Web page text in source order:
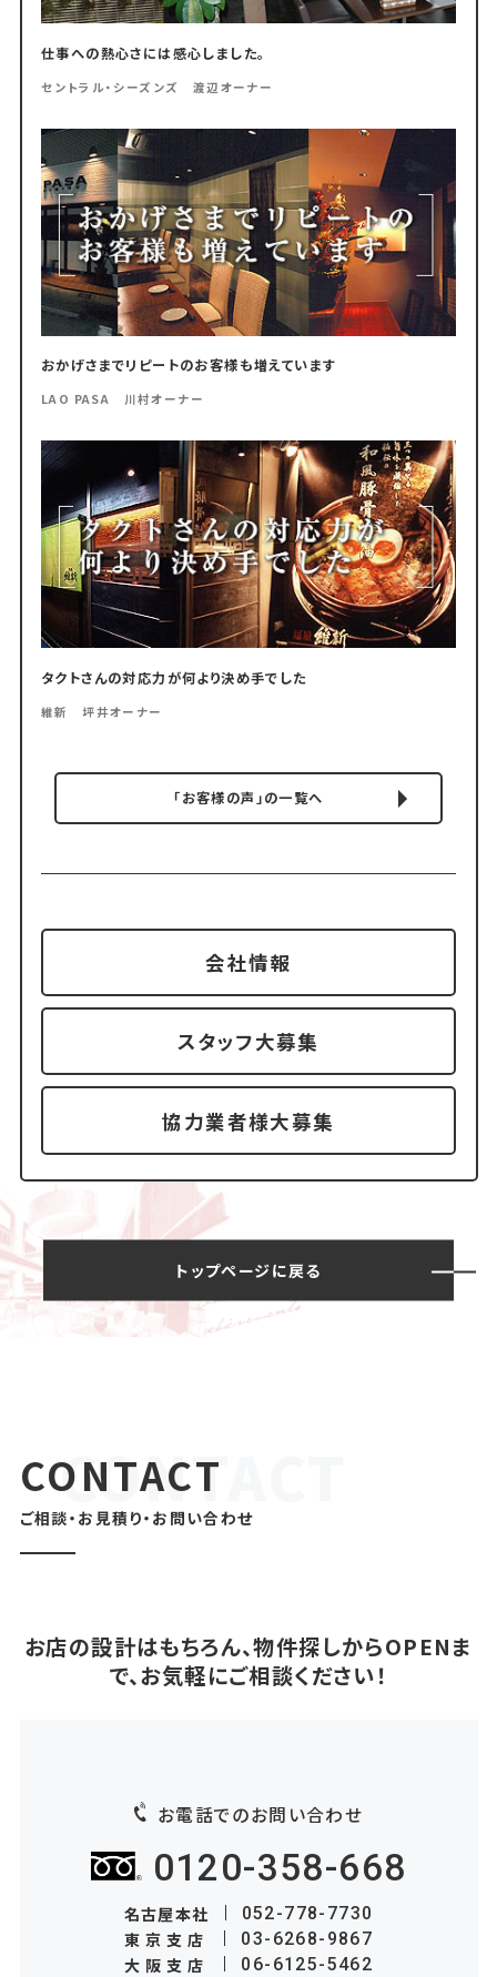
仕事への熱心さには感心しました。
セントラル・シーズンズ 渡辺オーナー
おかげさまでリピートのお客様も増えています
LAO PASA 川村オーナー
タクトさんの対応力が何より決め手でした
維新 坪井オーナー
「お客様の声」の一覧へ
会社情報
スタッフ大募集
協力業者様大募集
トップページに戻る
CONTACT
ご相談・お見積り・お問い合わせ
お店の設計はもちろん、物件探しからOPENま
で、お気軽にご相談ください！
お電話でのお問い合わせ
0120-358-668
名古屋本社 052-778-7730
東京支店 03-6268-9867
大阪支店 06-6125-5462